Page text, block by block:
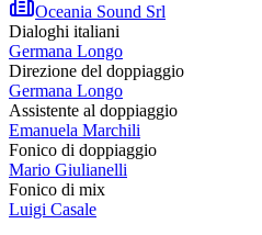
Oceania Sound Srl
Dialoghi italiani
Germana Longo
Direzione del doppiaggio
Germana Longo
Assistente al doppiaggio
Emanuela Marchili
Fonico di doppiaggio
Mario Giulianelli
Fonico di mix
Luigi Casale